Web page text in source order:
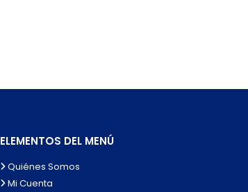
ELEMENTOS DEL MENÚ
Quiénes Somos
Mi Cuenta